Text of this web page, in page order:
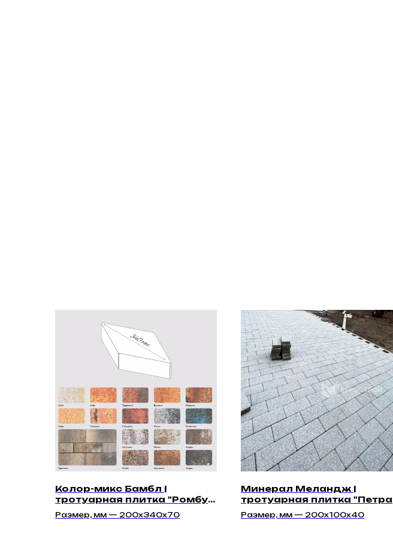
Колор-микс Бамбл |
тротуарная плитка "Ромбус
70мм" | Гладкая
Размер, мм — 200х340х70
Минерал Меландж |
тротуарная плитка "Петра
40мм"
Размер, мм — 200x100x40